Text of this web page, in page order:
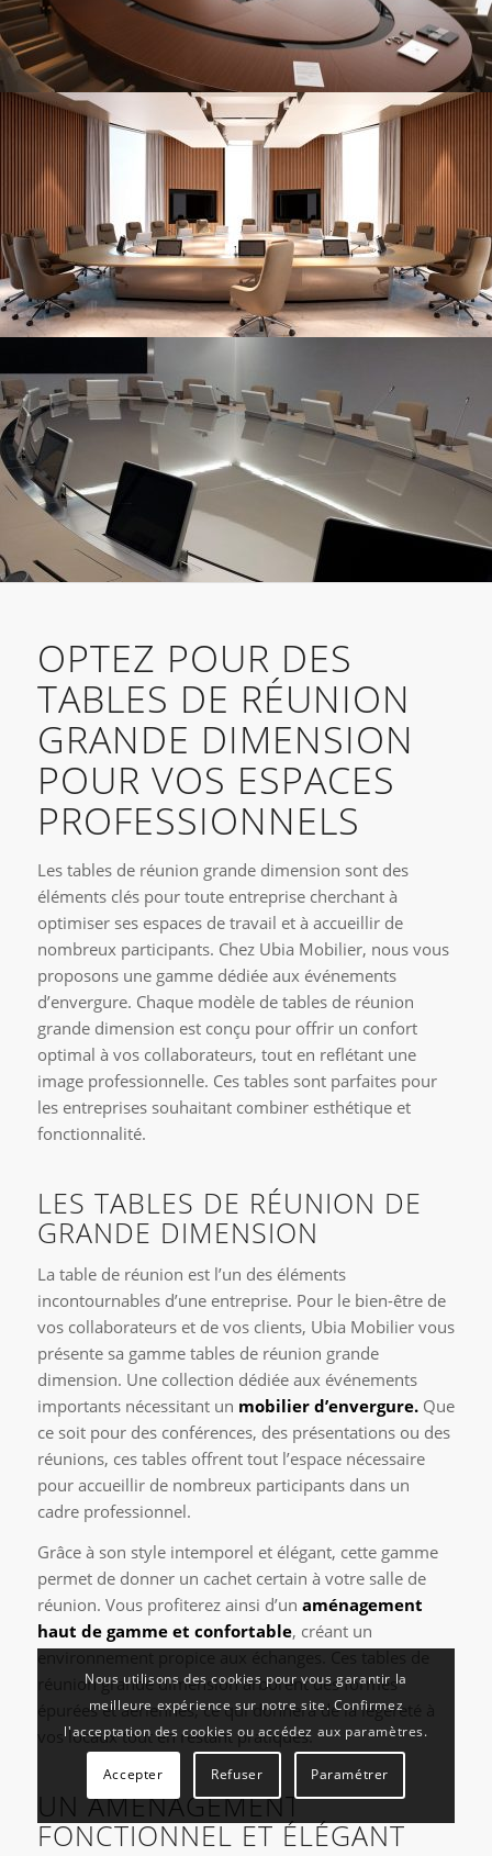
OPTEZ POUR DES
TABLES DE RÉUNION
GRANDE DIMENSION
POUR VOS ESPACES
PROFESSIONNELS
Les tables de réunion grande dimension sont des
éléments clés pour toute entreprise cherchant à
optimiser ses espaces de travail et à accueillir de
nombreux participants. Chez Ubia Mobilier, nous vous
proposons une gamme dédiée aux événements
d’envergure. Chaque modèle de tables de réunion
grande dimension est conçu pour offrir un confort
optimal à vos collaborateurs, tout en reflétant une
image professionnelle. Ces tables sont parfaites pour
les entreprises souhaitant combiner esthétique et
fonctionnalité.
LES TABLES DE RÉUNION DE
GRANDE DIMENSION
La table de réunion est l’un des éléments
incontournables d’une entreprise. Pour le bien-être de
vos collaborateurs et de vos clients, Ubia Mobilier vous
présente sa gamme tables de réunion grande
dimension. Une collection dédiée aux événements
importants nécessitant un mobilier d’envergure.Que
ce soit pour des conférences, des présentations ou des
réunions, ces tables offrent tout l’espace nécessaire
pour accueillir de nombreux participants dans un
cadre professionnel.
Grâce à son style intemporel et élégant, cette gamme
permet de donner un cachet certain à votre salle de
réunion. Vous profiterez ainsi d’un aménagement
haut de gamme et confortable, créant un
réunion grande dimension arborent des formes
épurées et aériennes, ce qui donnera de la légèreté à
vos locaux tout en restant pratiques.
UN AMÉNAGEMENT
FONCTIONNEL ET ÉLÉGANT
Nous utilisons des cookies pour vous garantir la
meilleure expérience sur notre site. Confirmez
l'acceptation des cookies ou accédez aux paramètres.
Accepter Refuser Paramétrer